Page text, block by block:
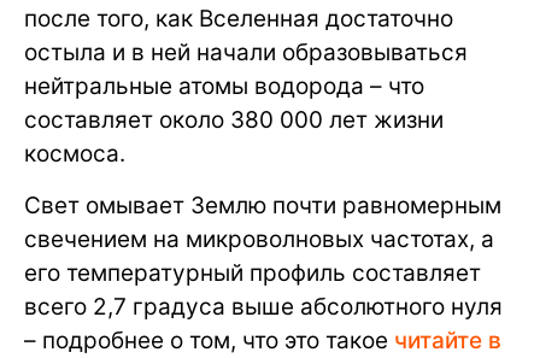
после того, как Вселенная достаточно
остыла и в ней начали образовываться
нейтральные атомы водорода – что
составляет около 380 000 лет жизни
космоса.
Свет омывает Землю почти равномерным
свечением на микроволновых частотах, а
его температурный профиль составляет
всего 2,7 градуса выше абсолютного нуля
– подробнее о том, что это такое читайте в